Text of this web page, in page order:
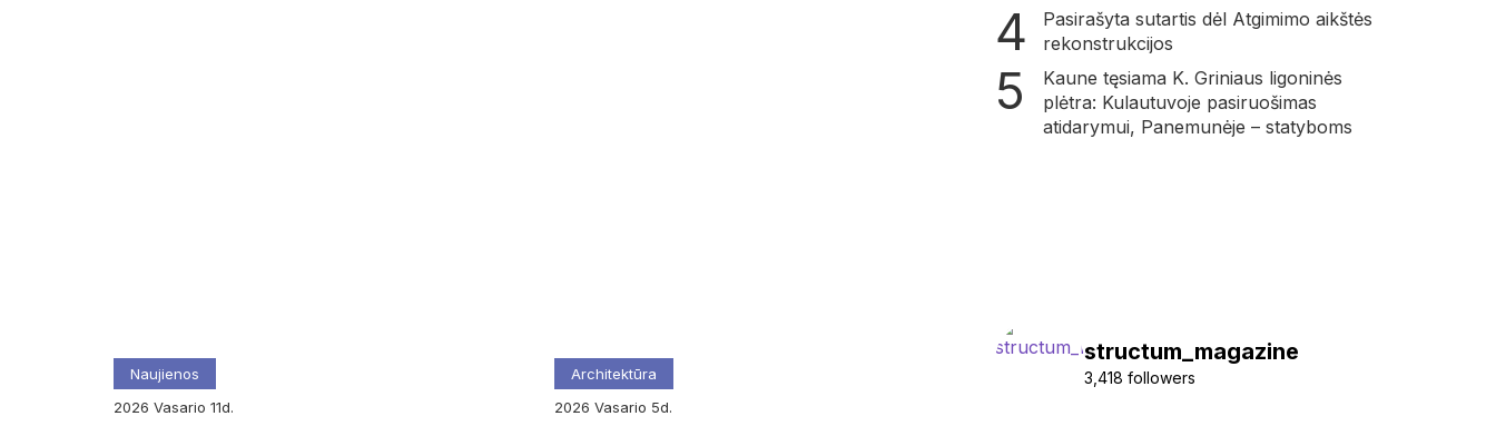
Naujienos
2026
vasario 11d.
Architektūra
2026
vasario 5d.
Pasirašyta sutartis dėl Atgimimo aikštės
rekonstrukcijos
Kaune tęsiama K. Griniaus ligoninės
plėtra: Kulautuvoje pasiruošimas
atidarymui, Panemunėje – statyboms
structum_magazine
3,418 followers